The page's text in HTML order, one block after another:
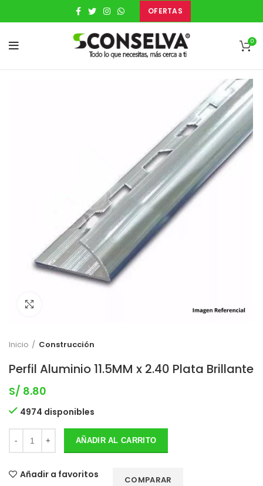
OFERTAS
0
Inicio Construcción
Perfil Aluminio 11.5MM x 2.40 Plata Brillante
S/ 8.80
4974 disponibles
AÑADIR AL CARRITO
Añadir a favoritos COMPARAR